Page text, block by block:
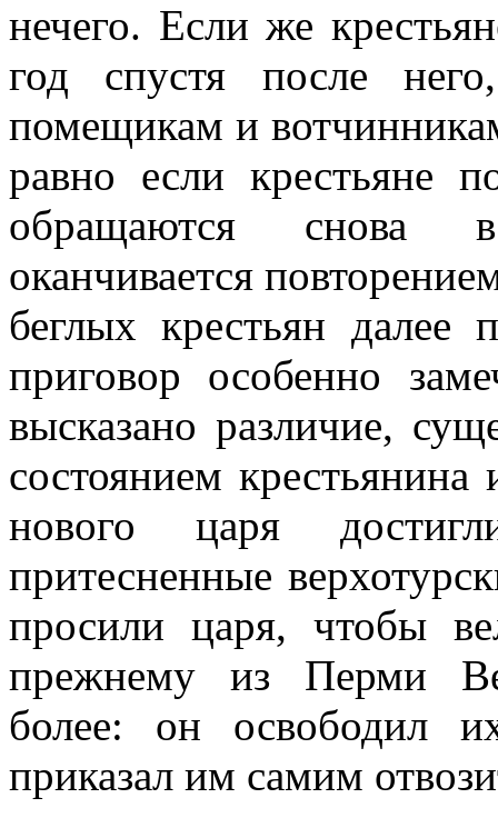
нечего. Если же
год спустя после
помещикам и
равно если крестьяне
обращаются снова в
оканчивается
беглых крестьян далее
приговор особенно
высказано различие,
состоянием
нового царя
притесненные
просили царя, чтобы
прежнему из Перми
более: он освободил
приказал им самим